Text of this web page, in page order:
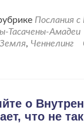
проЧеннелинг
от
24.07.24г.
Матушка
о
Послания с
Тасачены-Амадеи
, Ченнелинг
о
что не